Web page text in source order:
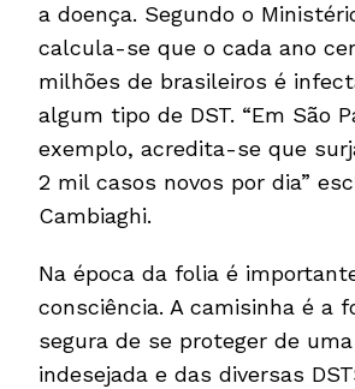
a doença. Segundo o
calcula-se que o cada ano
milhões de brasileiros é
algum tipo de DST. “Em São
exemplo, acredita-se que
2 mil casos novos por dia”
Cambiaghi.
Na época da folia é
consciência. A camisinha é a
segura de se proteger de
indesejada e das diversas